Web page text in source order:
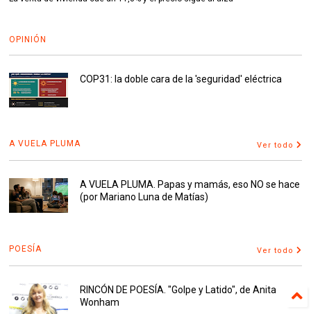
OPINIÓN
COP31: la doble cara de la 'seguridad' eléctrica
A VUELA PLUMA Ver todo
A VUELA PLUMA. Papas y mamás, eso NO se hace
(por Mariano Luna de Matías)
POESÍA Ver todo
RINCÓN DE POESÍA. "Golpe y Latido", de Anita
Wonham